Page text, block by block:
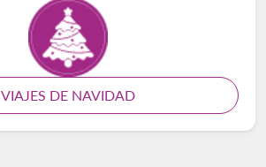
VIAJES DE NAVIDAD